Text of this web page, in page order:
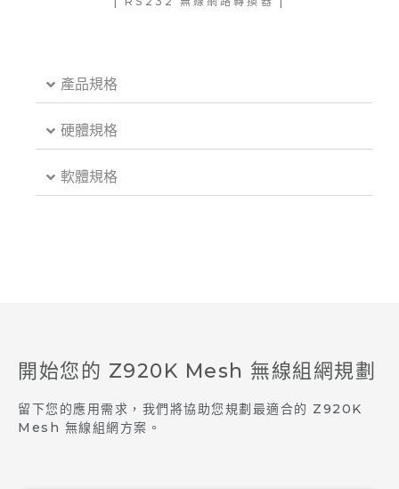
產品規格
硬體規格
軟體規格
開始您的 Z920K Mesh 無線組網規劃
留下您的應用需求，我們將協助您規劃最適合的 Z920K
Mesh 無線組網方案。